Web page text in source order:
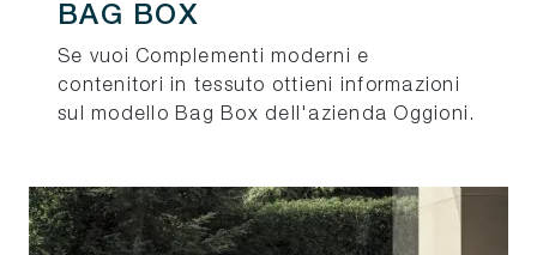
BAG BOX
Se vuoi Complementi moderni e
contenitori in tessuto ottieni informazioni
sul modello Bag Box dell'azienda Oggioni.